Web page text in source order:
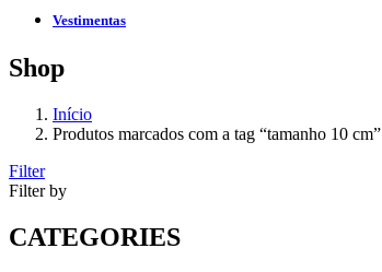
Vestimentas
Shop
Início
Produtos marcados com a tag “tamanho 10 cm”
Filter
Filter by
CATEGORIES